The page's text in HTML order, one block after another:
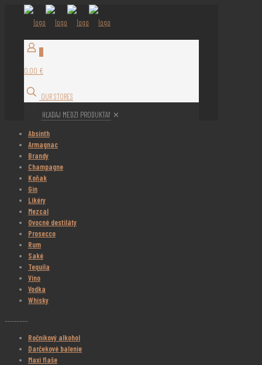
0,00 €
OUR STORES
✕
Absinth
Armagnac
Brandy
Champagne
Koňak
Gin
Likéry
Mezcal
Ovocné destiláty
Prosecco
Rum
Saké
Tequila
Víno
Vodka
Whisky
Ročníkový alkohol
Darčekové balenie
Maxi flaše